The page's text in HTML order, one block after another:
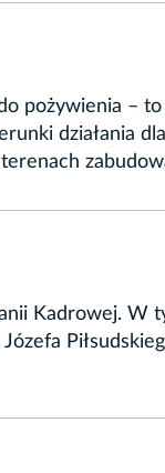
pożywienia –
działania
Kadrowej. W